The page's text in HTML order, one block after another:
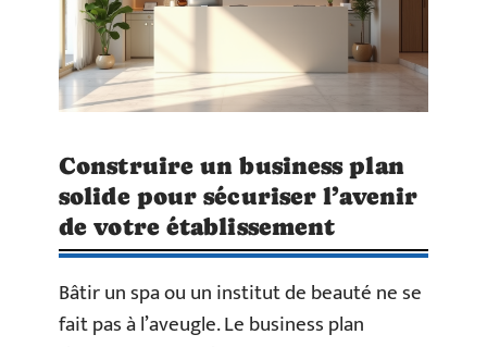
Construire un business plan
solide pour sécuriser l’avenir
de votre établissement
Bâtir un spa ou un institut de beauté ne se
fait pas à l’aveugle. Le business plan